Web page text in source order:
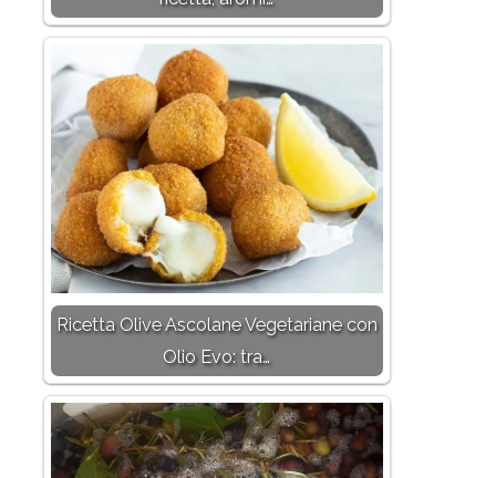
Ricetta Olive Ascolane Vegetariane con
Olio Evo: tra…